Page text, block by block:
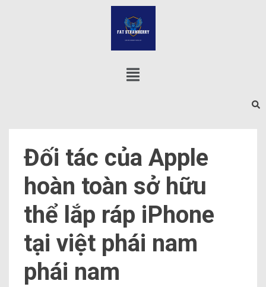
Đối tác của Apple
hoàn toàn sở hữu
thể lắp ráp iPhone
tại việt phái nam
phái nam